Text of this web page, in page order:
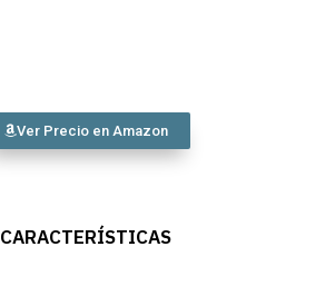
Ver Precio en Amazon
CARACTERÍSTICAS